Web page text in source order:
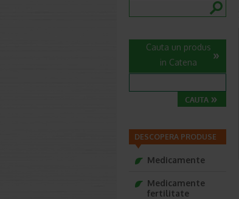
Cauta un produs
in Catena
DESCOPERA PRODUSE
Medicamente
Medicamente
fertilitate